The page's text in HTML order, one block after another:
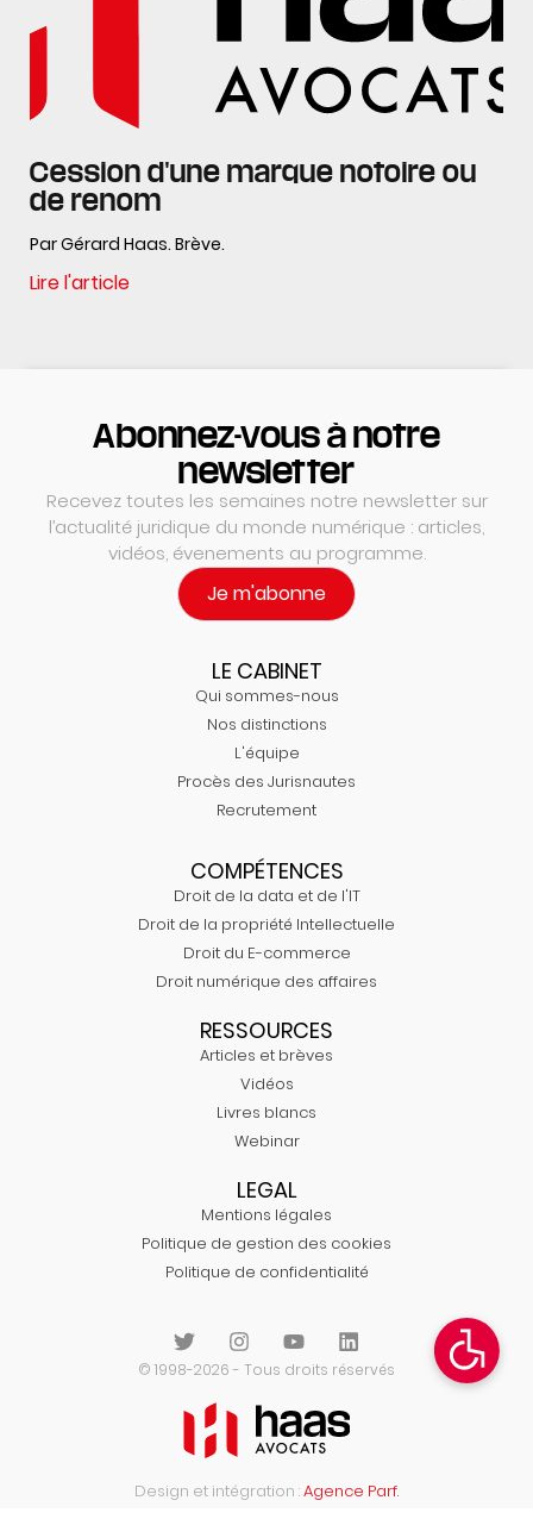
Cession d'une marque notoire ou
de renom
Par Gérard Haas. Brève.
Lire l'article
Abonnez-vous à notre
newsletter
Recevez toutes les semaines notre newsletter sur
l’actualité juridique du monde numérique : articles,
vidéos, évenements au programme.
Je m'abonne
LE CABINET
Qui sommes-nous
Nos distinctions
L'équipe
Procès des Jurisnautes
Recrutement
COMPÉTENCES
Droit de la data et de l'IT
Droit de la propriété Intellectuelle
Droit du E-commerce
Droit numérique des affaires
RESSOURCES
Articles et brèves
Vidéos
Livres blancs
Webinar
LEGAL
Mentions légales
Politique de gestion des cookies
Politique de confidentialité
© 1998-2026 - Tous droits réservés
Design et intégration :Agence Parf.